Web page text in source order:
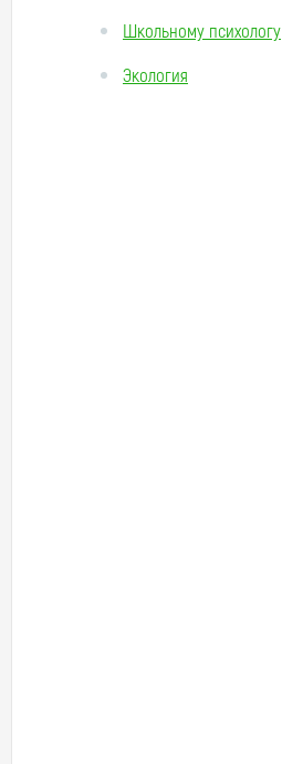
Школьному психологу
Экология